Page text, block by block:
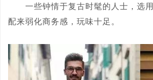
一些钟情于复古时髦的人士，选用
配来弱化商务感，玩味十足。